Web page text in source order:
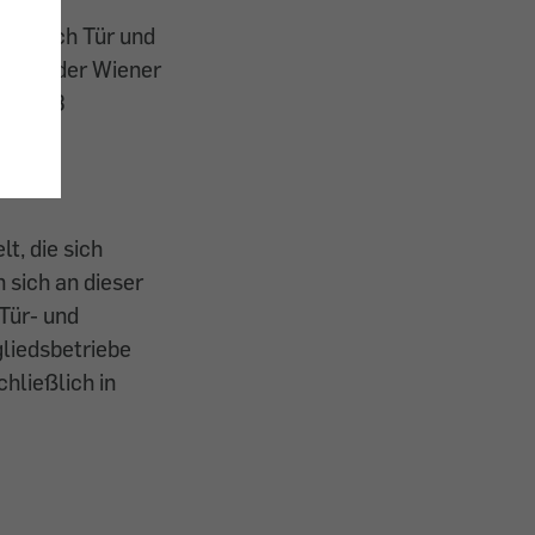
noch Tür und
der Wiener
513 8
die sich
sich an dieser
und
in